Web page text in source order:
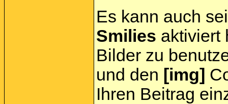
Es kann auch
Smilies aktiviert
Bilder zu
und den [img]
Ihren Beitrag